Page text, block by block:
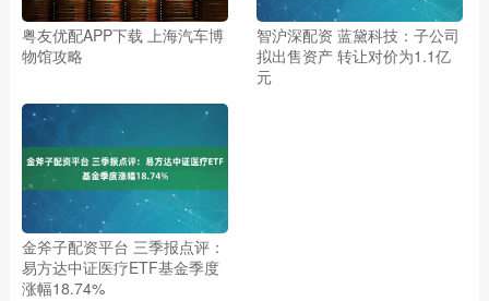
粤友优配APP下载 上海汽车博
物馆攻略
智沪深配资 蓝黛科技：子公司
拟出售资产 转让对价为1.1亿
元
金斧子配资平台 三季报点评：
易方达中证医疗ETF基金季度
涨幅18.74%